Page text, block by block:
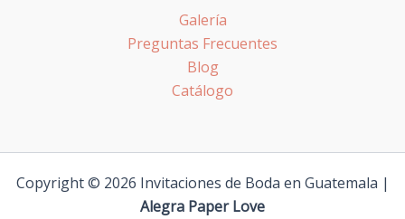
Galería
Preguntas Frecuentes
Blog
Catálogo
Copyright © 2026 Invitaciones de Boda en Guatemala |
Alegra Paper Love